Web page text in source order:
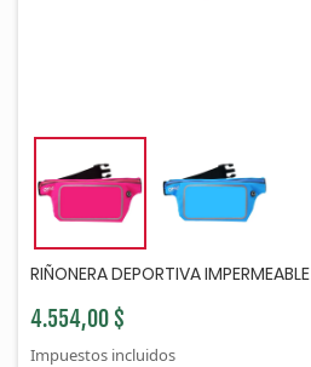
RIÑONERA DEPORTIVA IMPERMEABLE
4.554,00 $
Impuestos incluidos